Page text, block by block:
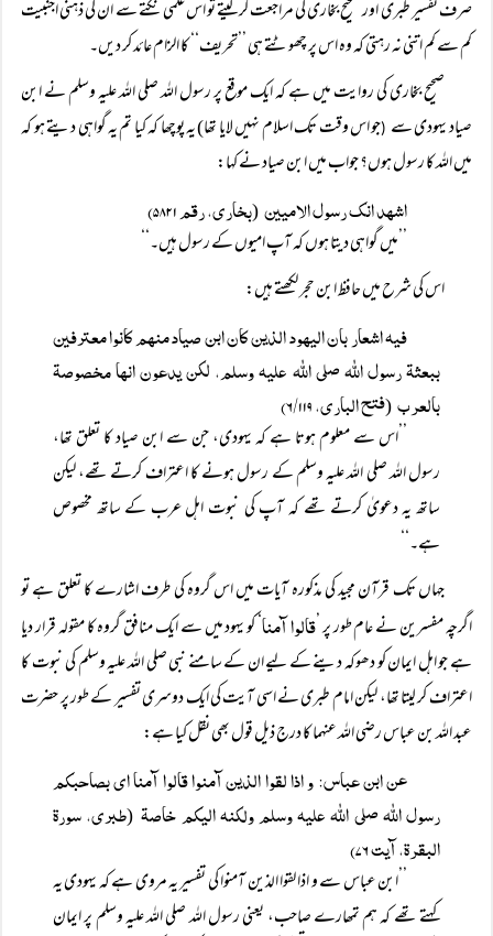
صرف تفسیر طبری اور صحیح بخاری کی مراجعت کر لیتے تو اس علمی نکتے سے ان کی ذہنی اجنبیت
کم سے کم اتنی نہ رہتی کہ وہ اس پر چھوٹتے ہی ’’تحریف‘‘ کا الزام عائد کر دیں۔
صحیح بخاری کی روایت میں ہے کہ ایک موقع پر رسول اللہ صلی اللہ علیہ وسلم نے ابن
صیاد یہودی سے (جو اس وقت تک اسلام نہیں لایا تھا) یہ پوچھا کہ کیا تم یہ گواہی دیتے ہو کہ
میں اللہ کا رسول ہوں؟ جواب میں ابن صیاد نے کہا:
اشہد انک رسول الامیین(بخاری، رقم ۵۸۲۱)
’’میں گواہی دیتا ہوں کہ آپ امیوں کے رسول ہیں۔‘‘
اس کی شرح میں حافظ ابن حجر لکھتے ہیں:
فیہ اشعار بان الیہود الذین کان ابن صیاد منہم کانوا معترفین
ببعثۃ رسول اللہ صلی اللہ علیہ وسلم، لکن یدعون انہا مخصوصۃ
بالعرب(فتح الباری، ۶/۱۱۹)
’’اس سے معلوم ہوتا ہے کہ یہودی، جن سے ابن صیاد کا تعلق تھا،
رسول اللہ صلی اللہ علیہ وسلم کے رسول ہونے کا اعتراف کرتے تھے، لیکن
ساتھ یہ دعویٰ کرتے تھے کہ آپ کی نبوت اہل عرب کے ساتھ مخصوص
ہے۔‘‘
جہاں تک قرآن مجید کی مذکورہ آیات میں اس گروہ کی طرف اشارے کا تعلق ہے تو
اگرچہ مفسرین نے عام طور پر ’قالوا آمنا‘ کو یہود میں سے ایک منافق گروہ کا مقولہ قرار دیا
ہے جو اہل ایمان کو دھوکہ دینے کے لیے ان کے سامنے نبی صلی اللہ علیہ وسلم کی نبوت کا
اعتراف کر لیتا تھا، لیکن امام طبری نے اسی آیت کی ایک دوسری تفسیر کے طور پر حضرت
عبد اللہ بن عباس رضی اللہ عنہما کا درج ذیل قول بھی نقل کیا ہے:
عن ابن عباس: و اذا لقوا الذین آمنوا قالوا آمنا ای بصاحبکم
رسول اللہ صلی اللہ علیہ وسلم ولکنہ الیکم خاصۃ(طبری، سورۃ
البقرۃ، آیت ۷۶)
’’ابن عباس سے و اذا لقوا الذین آمنوا کی تفسیر یہ مروی ہے کہ یہودی یہ
کہتے تھے کہ ہم تمھارے صاحب، یعنی رسول اللہ صلی اللہ علیہ وسلم پر ایمان